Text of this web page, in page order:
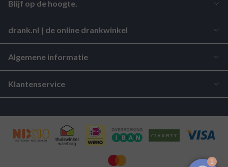
drank.nl | de online drankwinkel
Algemene informatie
Klantenservice
Blijf op de hoogte.